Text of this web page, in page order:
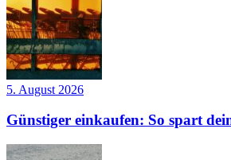
5. August 2026
Günstiger einkaufen: So spart